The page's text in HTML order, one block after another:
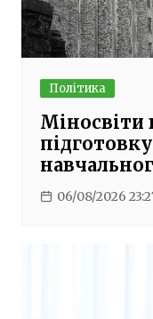
Політика
Міносвіти
06/08/2026